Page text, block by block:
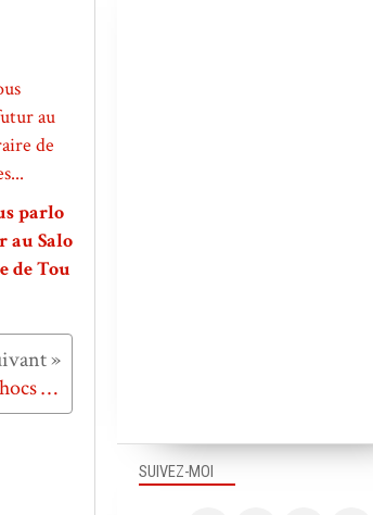
parlo
au Salo
de Tou
Quand ACDelco amortit les chocs sur la route...
SUIVEZ-MOI